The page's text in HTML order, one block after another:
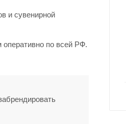
и сувенирной
по всей РФ.